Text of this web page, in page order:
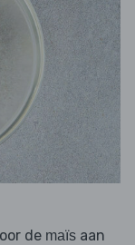
de maïs aan